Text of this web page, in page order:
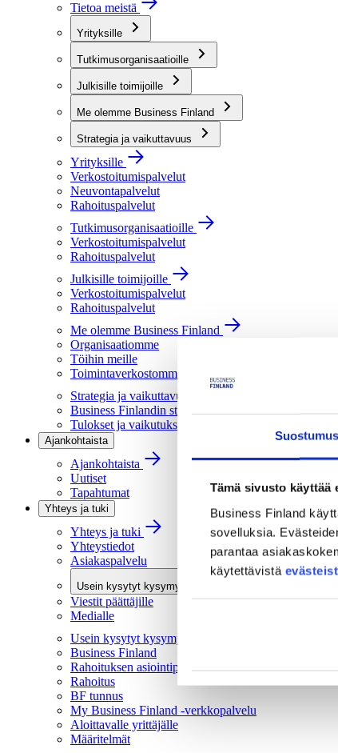
Suostumus
Tämä sivusto käyttää
Business Finland
sovelluksia.
parantaa
käytettävistä
Tietoa meistä
Yrityksille
Tutkimusorganisaatioille
Julkisille toimijoille
Me olemme Business Finland
Strategia ja vaikuttavuus
Yrityksille
Verkostoitumispalvelut
Neuvontapalvelut
Rahoituspalvelut
Tutkimusorganisaatioille
Verkostoitumispalvelut
Rahoituspalvelut
Julkisille toimijoille
Verkostoitumispalvelut
Rahoituspalvelut
Me olemme Business Finland
Organisaatiomme
Töihin meille
Toimintaverkostomme
Strategia ja vaikuttavuus
Business Finlandin strategia 2030
Tulokset ja vaikutukset
Ajankohtaista
Ajankohtaista
Uutiset
Tapahtumat
Yhteys ja tuki
Yhteys ja tuki
Yhteystiedot
Asiakaspalvelu
Usein kysytyt kysymykset
Viestit päättäjille
Medialle
Usein kysytyt kysymykset
Business Finland
Rahoituksen asiointipalvelu
Rahoitus
BF tunnus
My Business Finland -verkkopalvelu
Aloittavalle yrittäjälle
Määritelmät